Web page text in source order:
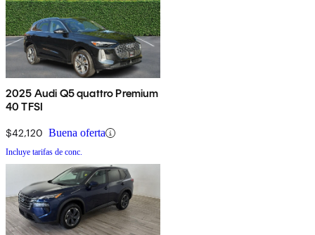
2025 Audi Q5 quattro Premium
40 TFSI
$42,120 Buena oferta
Incluye tarifas de conc.